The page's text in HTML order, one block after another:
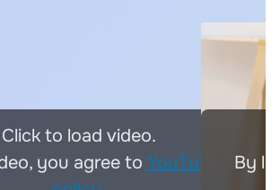
Click to load video.
you agree to YouTube'sBy